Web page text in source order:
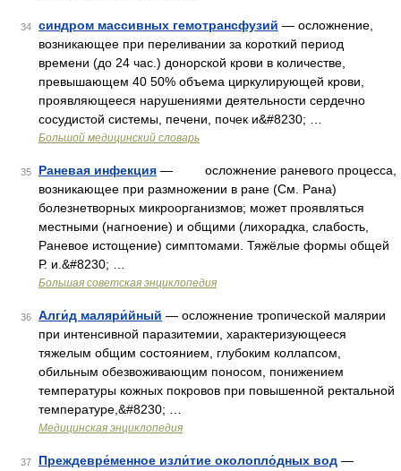
34 синдром массивных гемотрансфузий — осложнение,
возникающее при переливании за короткий период
времени (до 24 час.) донорской крови в количестве,
превышающем 40 50% объема циркулирующей крови,
проявляющееся нарушениями деятельности сердечно
сосудистой системы, печени, почек и&#8230; …
Большой медицинский словарь
35 Раневая инфекция — осложнение раневого процесса,
возникающее при размножении в ране (См. Рана)
болезнетворных микроорганизмов; может проявляться
местными (нагноение) и общими (лихорадка, слабость,
Раневое истощение) симптомами. Тяжёлые формы общей
Р. и.&#8230; …
Большая советская энциклопедия
36 Алги́д маляри́йный — осложнение тропической малярии
при интенсивной паразитемии, характеризующееся
тяжелым общим состоянием, глубоким коллапсом,
обильным обезвоживающим поносом, понижением
температуры кожных покровов при повышенной ректальной
температуре,&#8230; …
Медицинская энциклопедия
37 Преждевре́менное изли́тие околопло́дных вод —